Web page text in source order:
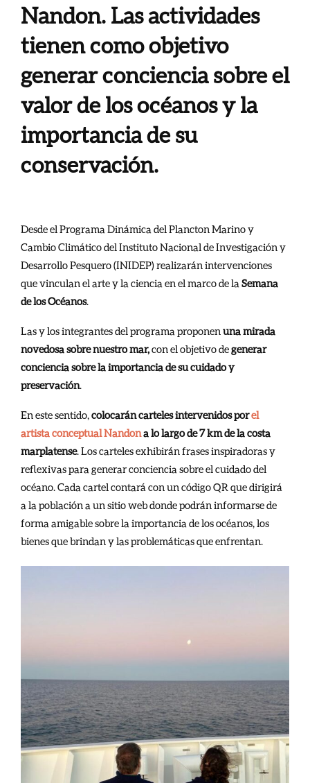
Nandon. Las actividades
tienen como objetivo
generar conciencia sobre el
valor de los océanos y la
importancia de su
conservación.
Desde el Programa Dinámica del Plancton Marino y
Cambio Climático del Instituto Nacional de Investigación y
Desarrollo Pesquero (INIDEP) realizarán intervenciones
que vinculan el arte y la ciencia en el marco de la Semana
de los Océanos.
Las y los integrantes del programa proponen una mirada
novedosa sobre nuestro mar,con el objetivo degenerar
conciencia sobre la importancia de su cuidado y
preservación
En este sentido, colocarán carteles intervenidos porel
artista conceptual Nandona lo largo de 7 km de la costa
marplatense. Los carteles exhibirán frases inspiradoras y
reflexivas para generar conciencia sobre el cuidado del
océano. Cada cartel contará con un código QR que dirigirá
a la población a un sitio web donde podrán informarse de
forma amigable sobre la importancia de los océanos, los
bienes que brindan y las problemáticas que enfrentan.